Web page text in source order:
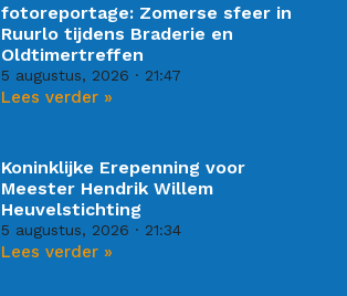
fotoreportage: Zomerse sfeer in
Ruurlo tijdens Braderie en
Oldtimertreffen
5 augustus, 2026 21:47
Lees verder »
Koninklijke Erepenning voor
Meester Hendrik Willem
Heuvelstichting
5 augustus, 2026 21:34
Lees verder »